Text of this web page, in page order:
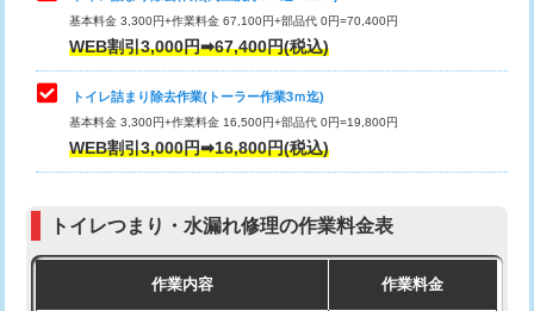
基本料金 3,300円+作業料金 67,100円+部品代 0円=70,400円
WEB割引3,000円➡67,400円(税込)
トイレ詰まり除去作業(トーラー作業3ｍ迄)
基本料金 3,300円+作業料金 16,500円+部品代 0円=19,800円
WEB割引3,000円➡16,800円(税込)
トイレつまり・水漏れ修理の作業料金表
作業内容 作業料金